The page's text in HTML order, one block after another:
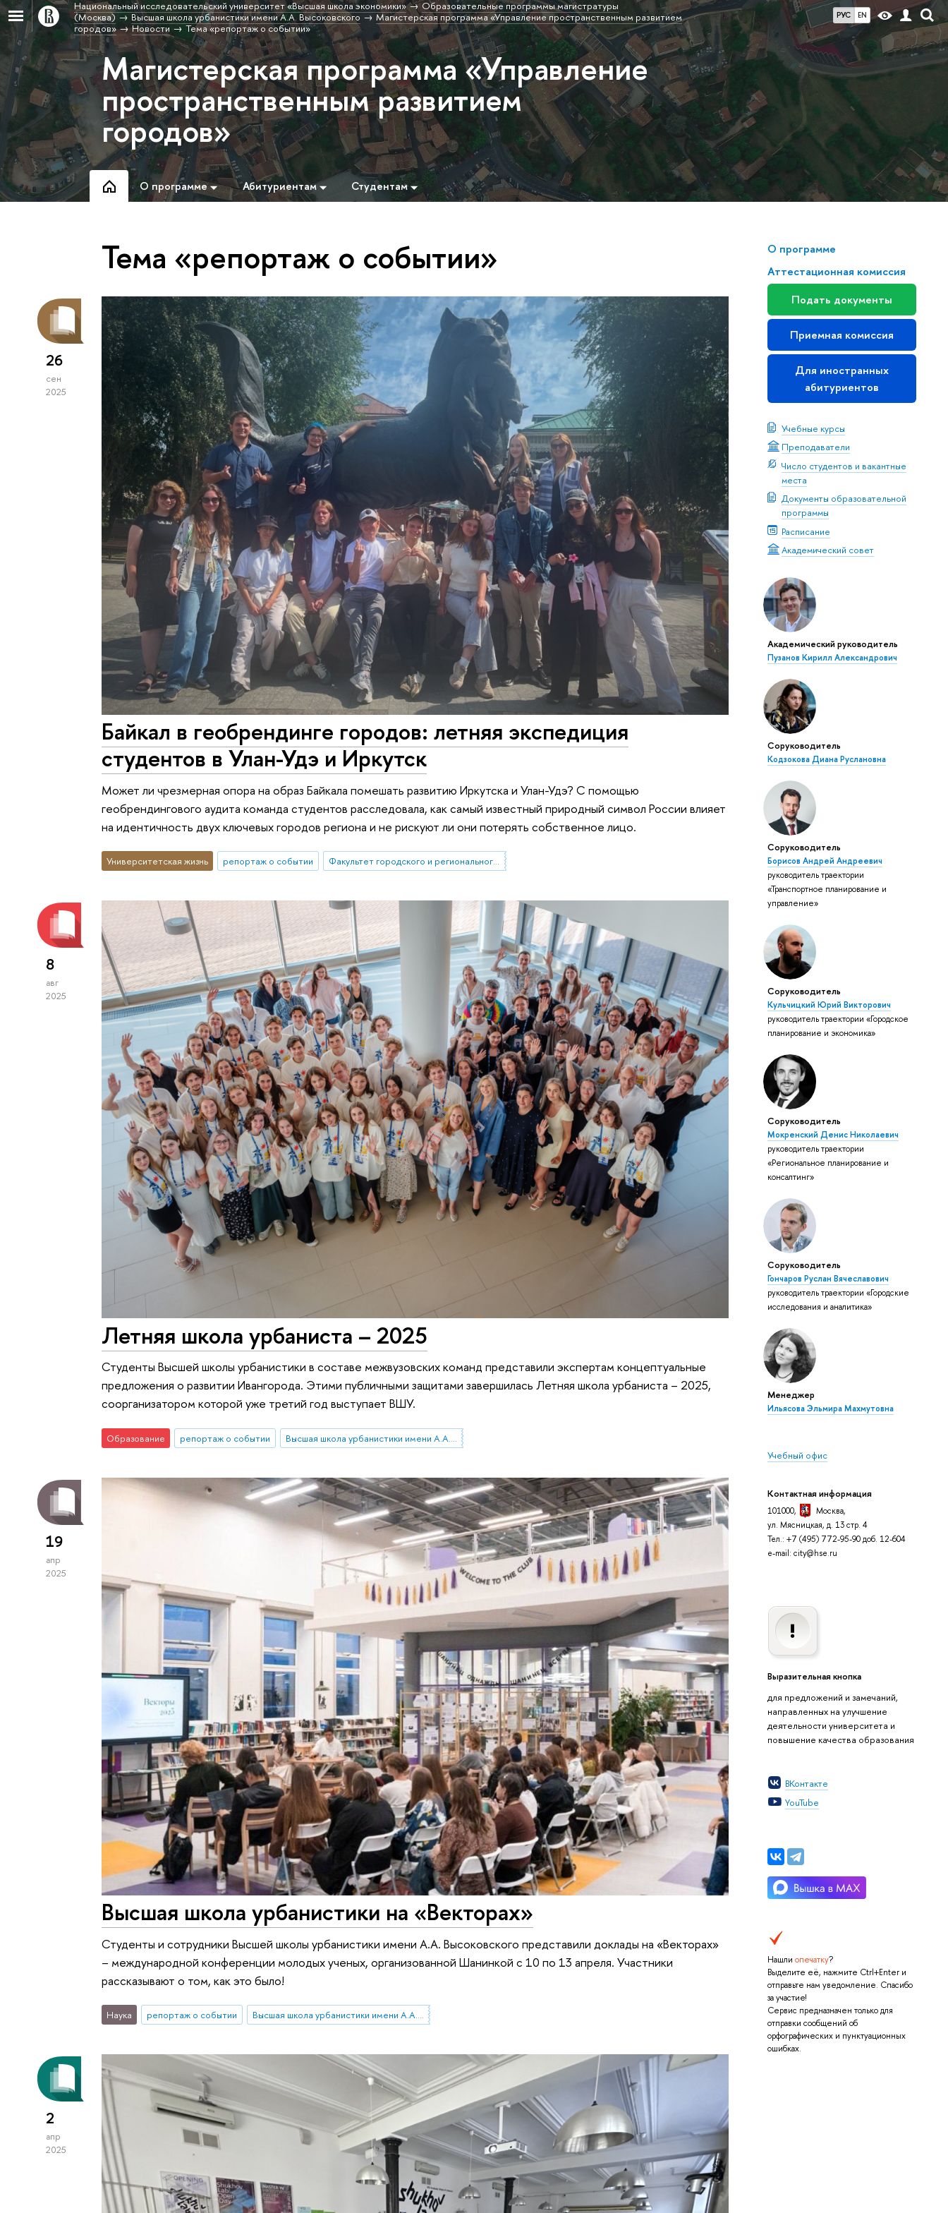
РУС EN
Национальный исследовательский университет «Высшая школа экономики»
Образовательные программы магистратуры
(Москва)
Высшая школа урбанистики имени А.А. Высоковского
Магистерская программа «Управление пространственным развитием
городов»
Новости Тема «репортаж о событии»
Магистерская программа «Управление
пространственным развитием
городов»
О программе Абитуриентам Студентам
О программе
Аттестационная комиссия
Подать документы
Приемная комиссия
Для иностранных
абитуриентов
Учебные курсы
Преподаватели
Число студентов и вакантные
места
Документы образовательной
программы
Расписание
Академический совет
Академический руководитель
Пузанов Кирилл Александрович
Соруководитель
Кодзокова Диана Руслановна
Соруководитель
Борисов Андрей Андреевич
руководитель траектории
«Транспортное планирование и
управление»
Соруководитель
Кульчицкий Юрий Викторович
руководитель траектории «Городское
планирование и экономика»
Соруководитель
Мокренский Денис Николаевич
руководитель траектории
«Региональное планирование и
консалтинг»
Соруководитель
Гончаров Руслан Вячеславович
руководитель траектории «Городские
исследования и аналитика»
Менеджер
Ильясова Эльмира Махмутовна
Учебный офис
Контактная информация
101000, Москва,
ул. Мясницкая, д. 13 стр. 4
Тел.: +7 (495) 772-95-90 доб. 12-604
e-mail: city@hse.ru
Выразительная кнопка
для предложений и замечаний,
направленных на улучшение
деятельности университета и
повышение качества образования
ВКонтакте
YouTube
Нашли опечатку?
Выделите её, нажмите Ctrl+Enter и
отправьте нам уведомление. Спасибо
за участие!
Сервис предназначен только для
отправки сообщений об
орфографических и пунктуационных
ошибках.
Тема «репортаж о событии»
26
сен
2025
Байкал в геобрендинге городов: летняя экспедиция
студентов в Улан-Удэ и Иркутск
Может ли чрезмерная опора на образ Байкала помешать развитию Иркутска и Улан-Удэ? С помощью
геобрендингового аудита команда студентов расследовала, как самый известный природный символ России влияет
на идентичность двух ключевых городов региона и не рискуют ли они потерять собственное лицо.
Университетская жизнь репортаж о событии Факультет городского и регионального развития
8
авг
2025
Летняя школа урбаниста – 2025
Студенты Высшей школы урбанистики в составе межвузовских команд представили экспертам концептуальные
предложения о развитии Ивангорода. Этими публичными защитами завершилась Летняя школа урбаниста – 2025,
соорганизатором которой уже третий год выступает ВШУ.
Образование репортаж о событии Высшая школа урбанистики имени А.А. Высоковского
19
апр
2025
Высшая школа урбанистики на «Векторах»
Студенты и сотрудники Высшей школы урбанистики имени А.А. Высоковского представили доклады на «Векторах»
– международной конференции молодых ученых, организованной Шанинкой с 10 по 13 апреля. Участники
рассказывают о том, как это было!
Наука репортаж о событии Высшая школа урбанистики имени А.А. Высоковского
2
апр
2025